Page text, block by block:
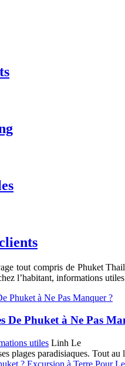
tout compris de Phuket
l’habitant, informations
De Phuket à Ne Pas
utiles Linh Le
plages paradisiaques. Tout